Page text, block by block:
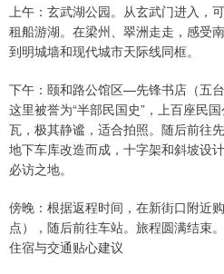
上午：玄武湖公园。从玄武门进入，
租船游湖。在梁州、翠洲走走，感受
到明城墙和现代城市天际线同框。
下午：颐和路公馆区—先锋书店（五
这里被誉为“半部民国史”，上百座民
瓦，极其静谧，适合拍照。随后前往
地下车库改造而成，十字架和斜坡设
必访之地。
傍晚：根据返程时间，在新街口附近
点），随后前往车站。旅程圆满结束。
住宿与交通贴心建议